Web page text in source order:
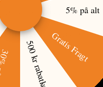
BESTRÆBER VI OS PÅ
TEKSTER KAN VÆRE
5% på alt
Gratis Fragt
500 kr rabatkode
tøj